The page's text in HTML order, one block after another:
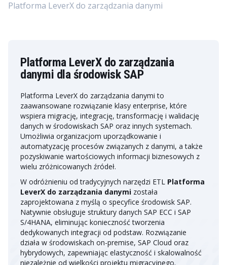
Platforma LeverX do zarządzania danymi
Platforma LeverX do zarządzania
danymi dla środowisk SAP
Platforma LeverX do zarządzania danymi to
zaawansowane rozwiązanie klasy enterprise, które
wspiera migrację, integrację, transformację i walidację
danych w środowiskach SAP oraz innych systemach.
Umożliwia organizacjom uporządkowanie i
automatyzację procesów związanych z danymi, a także
pozyskiwanie wartościowych informacji biznesowych z
wielu zróżnicowanych źródeł.
W odróżnieniu od tradycyjnych narzędzi ETL Platforma
LeverX do zarządzania danymi została
zaprojektowana z myślą o specyfice środowisk SAP.
Natywnie obsługuje struktury danych SAP ECC i SAP
S/4HANA, eliminując konieczność tworzenia
dedykowanych integracji od podstaw. Rozwiązanie
działa w środowiskach on-premise, SAP Cloud oraz
hybrydowych, zapewniając elastyczność i skalowalność
niezależnie od wielkości projektu migracyjnego.